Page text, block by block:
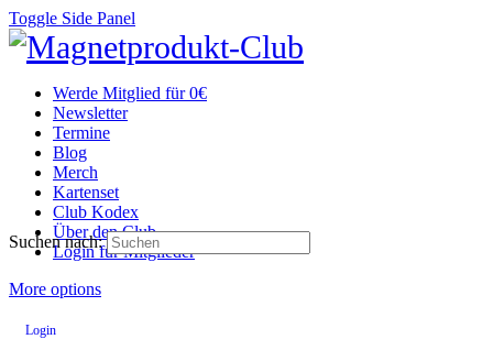
Toggle Side Panel
Werde Mitglied für 0€
Newsletter
Termine
Blog
Merch
Kartenset
Club Kodex
Über den Club
Login für Mitglieder
More options
Login
Suchen nach: